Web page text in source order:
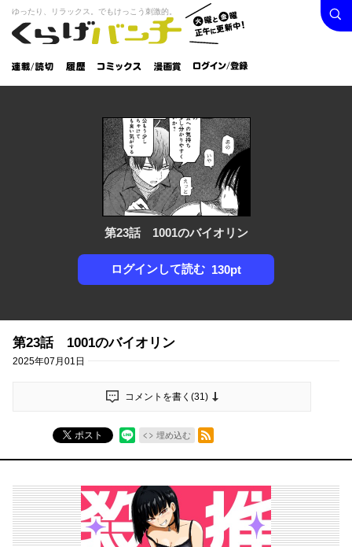
くらげバンチ
火曜と
金曜正
午に更
新中！
ゆったり、リラックス。でもけっこう刺激的。
連載/読
切
履
歴
コミック
漫画
賞
ログイン /
登録
検索
第23話 1001のバイオリン
ログインして読む 130pt
第23話 1001のバイオリン
2025年07月01日
コメントを書く(31)
ポスト 埋め込む
RSSフィード